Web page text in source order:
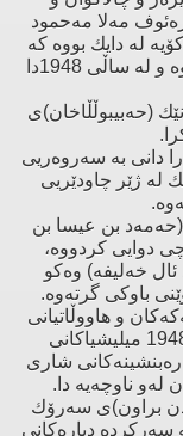
مەلا مەحمود
لە دایك بووە كە
شاعیرێكی غەزەلنوس ‌و نیشتمانپەروەر بووە ‌و لە ساڵی 1948دا
ساڵی 1919، بە پیلانێك (حەبیبوڵڵاخان)ی
ساڵی 1928، ئینگلتەرا دانی بە سەروەریی
لە ژێر چاودێریی
ساڵی 1942، شێخ (حەمەد بن عیسا بن
دوایی كردووە،
خەلیفە) وەكو
باوكی گرتەوە.
‌و هاووڵاتیانی
فەڵەستیندا، ڕۆژی 20ی شوباتی ساڵی 1948 میلیشیاكانی
شاری
لەو ناوچەیە دا.
ساڵی 1951، (گۆردن براون)ی سەرۆك
سەركردە دیارەكانی